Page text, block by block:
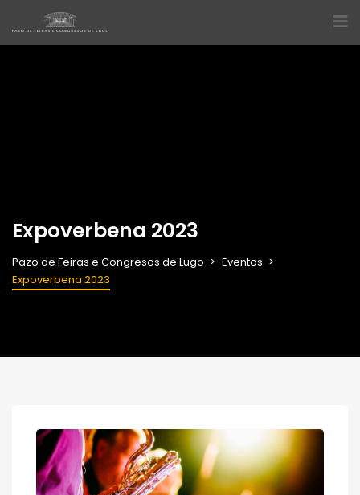
Expoverbena 2023
Pazo de Feiras e Congresos de Lugo
Eventos
Expoverbena 2023